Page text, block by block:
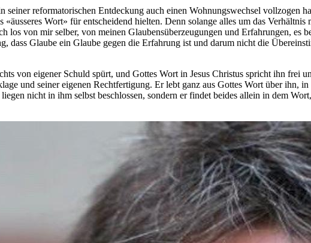
reformatorischen Entdeckung auch einen Wohnungswechsel vollzogen
Wort» für entscheidend hielten. Denn solange alles um das Verhältnis
los von mir selber, von meinen Glaubensüberzeugungen und Erfahrungen, es
Glaube ein Glaube gegen die Erfahrung ist und darum nicht die
von eigener Schuld spürt, und Gottes Wort in Jesus Christus spricht ihn frei
und seiner eigenen Rechtfertigung. Er lebt ganz aus Gottes Wort über ihn,
nicht in ihm selbst beschlossen, sondern er findet beides allein in dem